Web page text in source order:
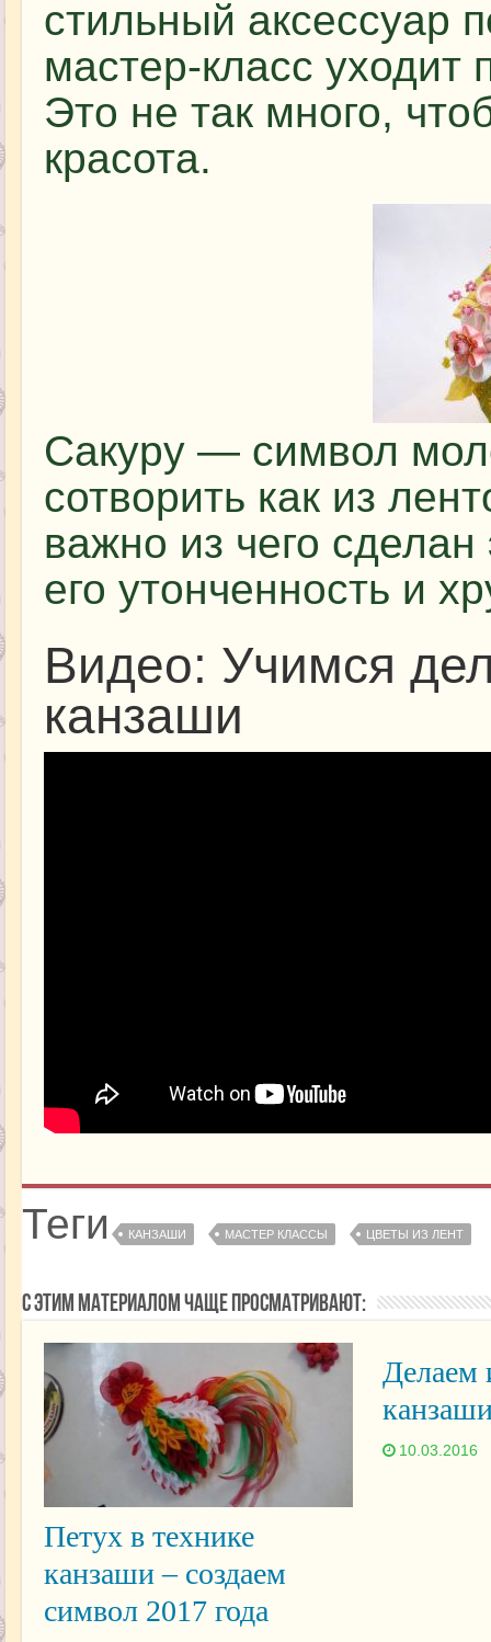
стильный аксессуар
мастер-класс уходит
Это не так много,
красота.
Сакуру — символ
сотворить как из
важно из чего
его утонченность и
Видео: Учимся
канзаши
Теги КАНЗАШИ МАСТЕР КЛАССЫ ЦВЕТЫ ИЗ ЛЕНТ
С этим материалом чаще просматривают:
Петух в технике
канзаши – создаем
символ 2017 года
10.03.2016